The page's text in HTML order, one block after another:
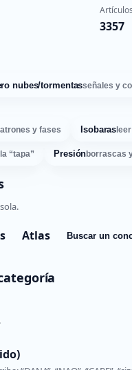
Artículos
3357
nubes/tormentasseñales y
y fases Isobaras
la “tapa” Presiónborrascas
Atlas Buscar un